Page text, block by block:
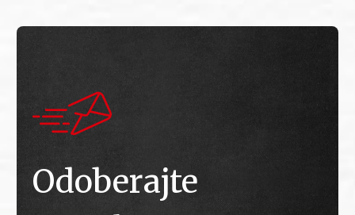
Odoberajte